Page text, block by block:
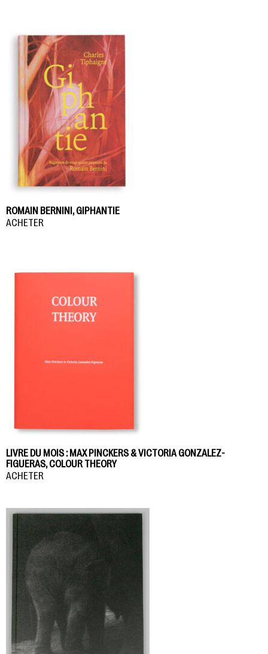
ROMAIN BERNINI, GIPHANTIE
ACHETER
LIVRE DU MOIS : MAX PINCKERS & VICTORIA GONZALEZ-
FIGUERAS, COLOUR THEORY
ACHETER